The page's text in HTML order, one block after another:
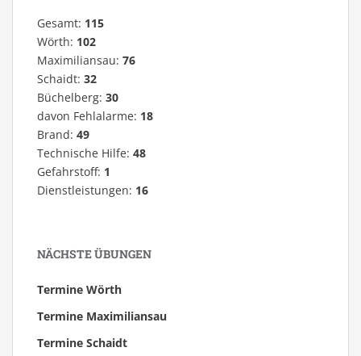
Gesamt: 115
Wörth: 102
Maximiliansau: 76
Schaidt: 32
Büchelberg: 30
davon Fehlalarme: 18
Brand: 49
Technische Hilfe: 48
Gefahrstoff: 1
Dienstleistungen: 16
NÄCHSTE ÜBUNGEN
Termine Wörth
Termine Maximiliansau
Termine Schaidt